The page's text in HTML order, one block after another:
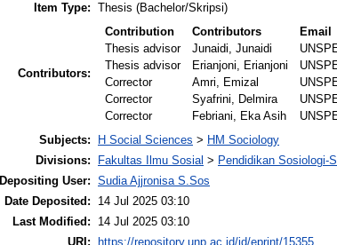
Item Type: Thesis (Bachelor/Skripsi)
Contributors:
Contribution Contributors
Email
Thesis advisor
Junaidi, Junaidi
Thesis advisor
Erianjoni, Erianjoni
Corrector
Amri, Emizal
Corrector
Syafrini, Delmira
Corrector
Febriani, Eka Asih
Subjects:
H Social Sciences > HM Sociology
Divisions:
Fakultas Ilmu Sosial > Pendidikan Sosiologi-
Depositing User: Sudia Ajjronisa S.Sos
Date Deposited:
14 Jul 2025 03:10
Last Modified:
14 Jul 2025 03:10
URI:
https://repository.unp.ac.id/id/eprint/15355